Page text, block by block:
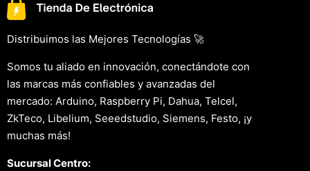
Distribuimos las Mejores Tecnologías 🚀
Somos tu aliado en innovación, conectándote con
las marcas más confiables y avanzadas del
mercado: Arduino, Raspberry Pi, Dahua, Telcel,
ZkTeco, Libelium, Seeedstudio, Siemens, Festo, ¡y
muchas más!
Sucursal Centro: